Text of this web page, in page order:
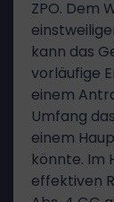
ZPO. Dem
kann das
vorläufige
einem
Umfang
einem
könnte. Im
effektiven